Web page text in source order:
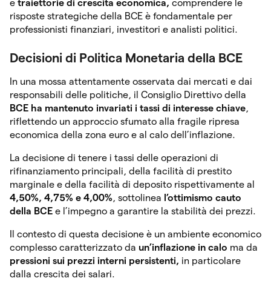
e traiettorie di crescita economica, comprendere le
risposte strategiche della BCE è fondamentale per
professionisti finanziari, investitori e analisti politici.
Decisioni di Politica Monetaria della BCE
In una mossa attentamente osservata dai mercati e dai
responsabili delle politiche, il Consiglio Direttivo della
BCE ha mantenuto invariati i tassi di interesse chiave,
riflettendo un approccio sfumato alla fragile ripresa
economica della zona euro e al calo dell’inflazione.
La decisione di tenere i tassi delle operazioni di
rifinanziamento principali, della facilità di prestito
marginale e della facilità di deposito rispettivamente al
4,50%, 4,75% e 4,00%, sottolinea l’ottimismo cauto
della BCE e l’impegno a garantire la stabilità dei prezzi.
Il contesto di questa decisione è un ambiente economico
complesso caratterizzato da un’inflazione in calo ma da
pressioni sui prezzi interni persistenti, in particolare
dalla crescita dei salari.